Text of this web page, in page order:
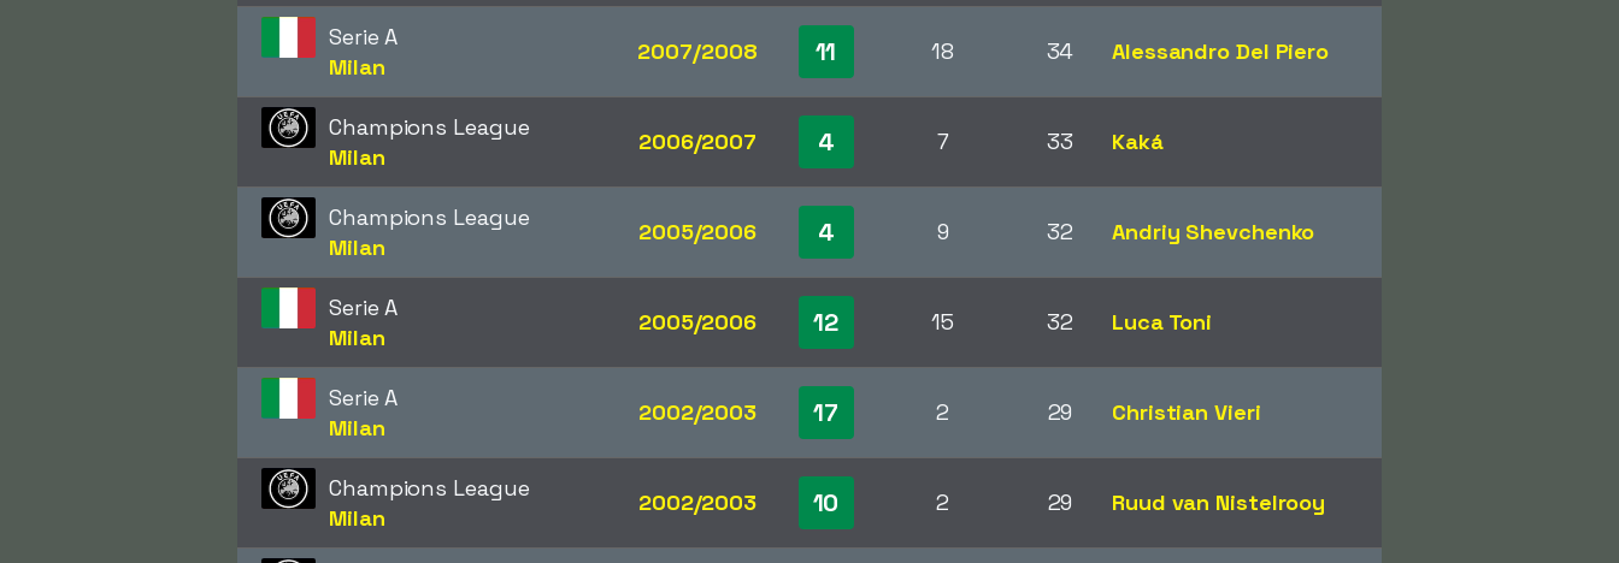
Serie A
Milan
2007/2008 11 18 34 Alessandro Del Piero
Champions League
Milan
2006/2007 4 7 33 Kaká
Champions League
Milan
2005/2006 4 9 32 Andriy Shevchenko
Serie A
Milan
2005/2006 12 15 32 Luca Toni
Serie A
Milan
2002/2003 17 2 29 Christian Vieri
Champions League
Milan
2002/2003 10 2 29 Ruud van Nistelrooy